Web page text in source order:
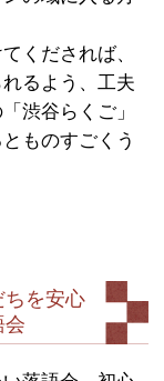
、
がう「な
いという上
番組に設
若手真打中
、ベテラ